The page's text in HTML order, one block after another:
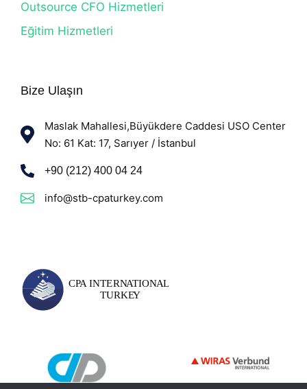
Outsource CFO Hizmetleri
Eğitim Hizmetleri
Bize Ulaşın
Maslak Mahallesi,Büyükdere Caddesi USO Center
No: 61 Kat: 17, Sarıyer / İstanbul
+90 (212) 400 04 24
info@stb-cpaturkey.com